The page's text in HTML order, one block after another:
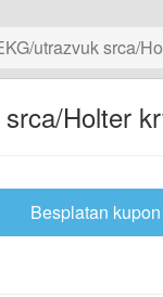
utrazvuk srca/
Holter
Besplatan kupon